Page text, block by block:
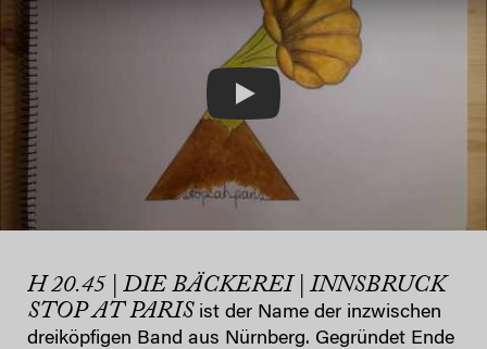
H 20.45 | DIE BÄCKEREI | INNSBRUCK
STOP AT PARIS ist der Name der inzwischen
dreiköpfigen Band aus Nürnberg. Gegründet Ende